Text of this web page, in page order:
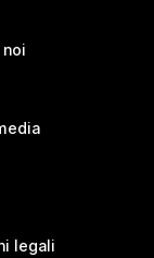
noi
legali